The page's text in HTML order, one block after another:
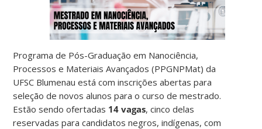
Programa de Pós-Graduação em Nanociência,
Processos e Materiais Avançados (PPGNPMat) da
UFSC Blumenau está com inscrições abertas para
seleção de novos alunos para o curso de mestrado.
Estão sendo ofertadas 14 vagas, cinco delas
reservadas para candidatos negros, indígenas, com